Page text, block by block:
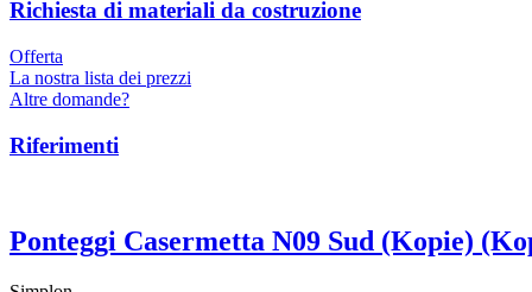
Richiesta di materiali da costruzione
Offerta
La nostra lista dei prezzi
Altre domande?
Riferimenti
Ponteggi Casermetta N09 Sud (Kopie)